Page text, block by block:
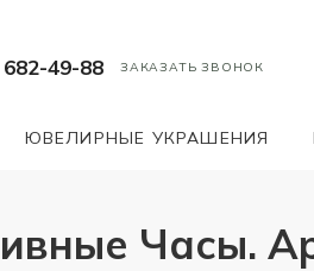
682-49-88 ЗАКАЗАТЬ ЗВОНОК
ЮВЕЛИРНЫЕ УКРАШЕНИЯ
Часы.